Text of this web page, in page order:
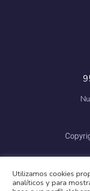
Utilizamos cookies
analíticos y para